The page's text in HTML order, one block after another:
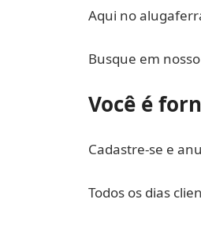
Aqui no
Busque em nosso
Você é
Cadastre-se e
Todos os dias